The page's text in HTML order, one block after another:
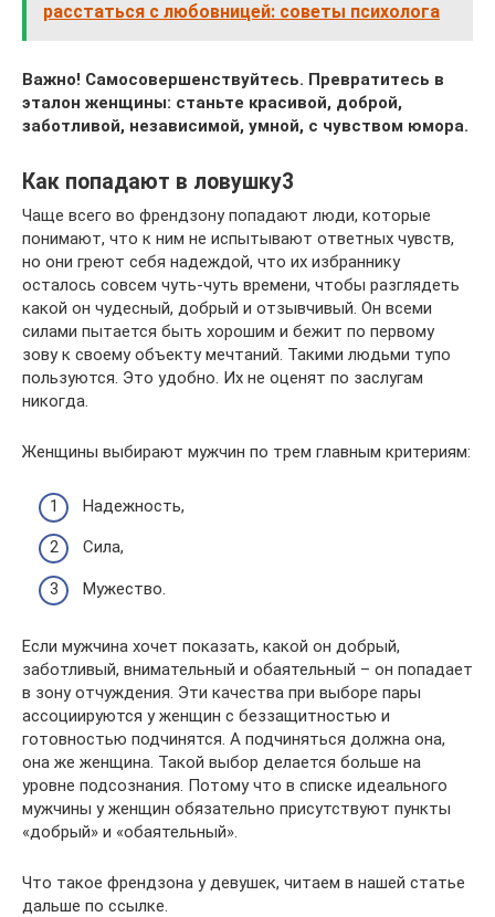
расстаться с любовницей: советы психолога
Важно! Самосовершенствуйтесь. Превратитесь в
эталон женщины: станьте красивой, доброй,
заботливой, независимой, умной, с чувством юмора.
Как попадают в ловушку3
Чаще всего во френдзону попадают люди, которые
понимают, что к ним не испытывают ответных чувств,
но они греют себя надеждой, что их избраннику
осталось совсем чуть-чуть времени, чтобы разглядеть
какой он чудесный, добрый и отзывчивый. Он всеми
силами пытается быть хорошим и бежит по первому
зову к своему объекту мечтаний. Такими людьми тупо
пользуются. Это удобно. Их не оценят по заслугам
никогда.
Женщины выбирают мужчин по трем главным критериям:
Надежность,
Сила,
Мужество.
Если мужчина хочет показать, какой он добрый,
заботливый, внимательный и обаятельный – он попадает
в зону отчуждения. Эти качества при выборе пары
ассоциируются у женщин с беззащитностью и
готовностью подчинятся. А подчиняться должна она,
она же женщина. Такой выбор делается больше на
уровне подсознания. Потому что в списке идеального
мужчины у женщин обязательно присутствуют пункты
«добрый» и «обаятельный».
Что такое френдзона у девушек, читаем в нашей статье
дальше по ссылке.